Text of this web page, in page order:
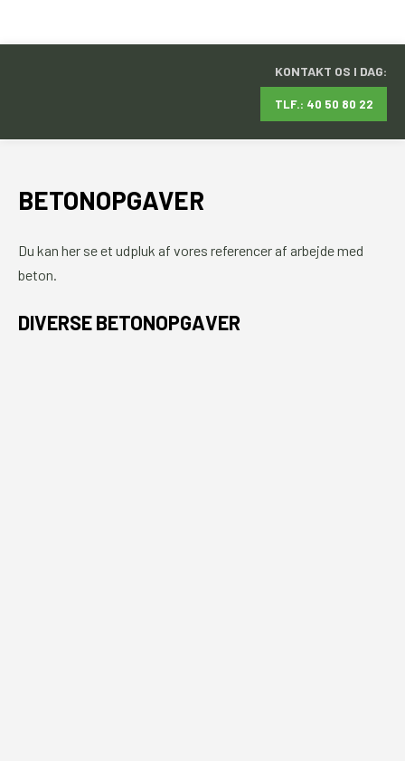
KONTAKT OS I DAG:
TLF.: 40 50 80 22
BETONOPGAVER
Du kan her se et udpluk af vores referencer af arbejde med
beton.​
DIVERSE BETONOPGAVER